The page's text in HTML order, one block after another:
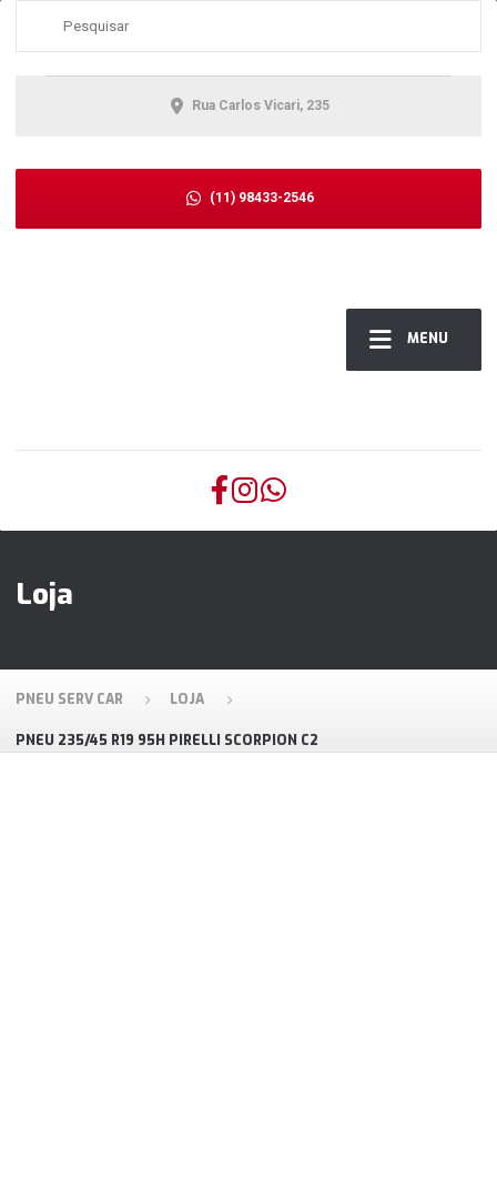
MENU
Rua Carlos Vicari, 235
(11) 98433-2546
Loja
PNEU SERV CAR LOJA
PNEU 235/45 R19 95H PIRELLI SCORPION C2